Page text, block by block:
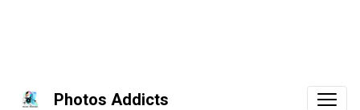
Photos Addicts